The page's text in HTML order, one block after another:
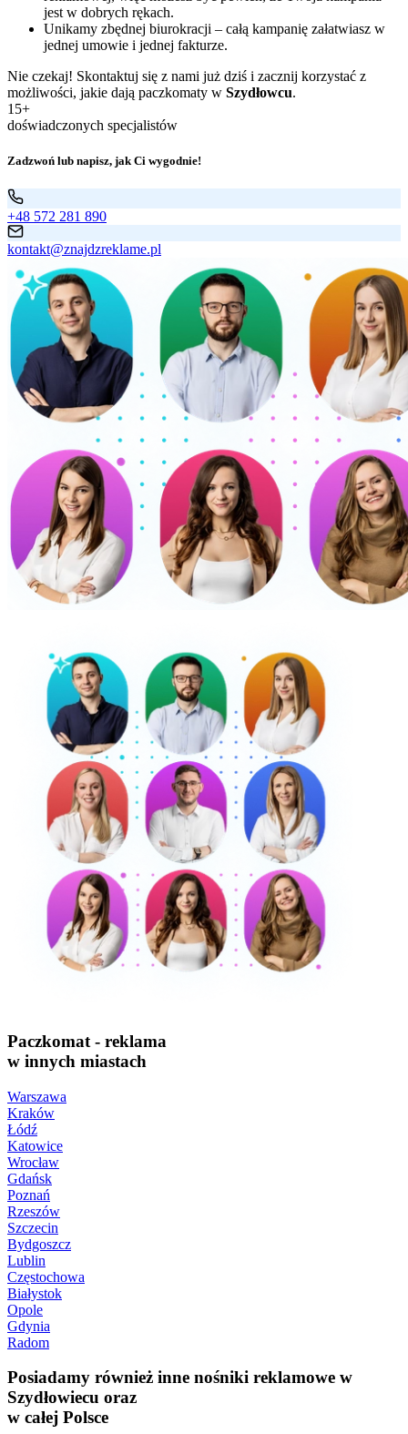
jest w dobrych rękach.
Unikamy zbędnej biurokracji – całą kampanię załatwiasz w
jednej umowie i jednej fakturze.
Nie czekaj! Skontaktuj się z nami już dziś i zacznij korzystać z
możliwości, jakie dają paczkomaty w Szydłowcu.
15+
doświadczonych specjalistów
Zadzwoń lub napisz, jak Ci wygodnie!
+48 572 281 890
kontakt@znajdzreklame.pl
Paczkomat - reklama
w innych miastach
Warszawa
Kraków
Łódź
Katowice
Wrocław
Gdańsk
Poznań
Rzeszów
Szczecin
Bydgoszcz
Lublin
Częstochowa
Białystok
Opole
Gdynia
Radom
Posiadamy również inne nośniki reklamowe w
Szydłowiecu oraz
w całej Polsce